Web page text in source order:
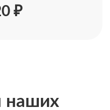
₽
наших